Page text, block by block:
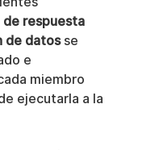
de respuesta
de datos se
e
miembro
ejecutarla a la